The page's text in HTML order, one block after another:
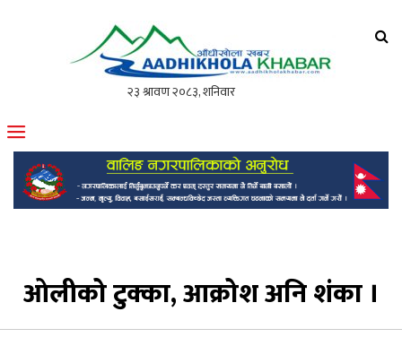
मोफसलकै लोकप्रिय अनलाइन पत्रिका
ओलीको टुक्का, आक्रोश अनि शंका ।